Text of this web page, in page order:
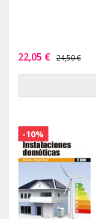
22,05 € 24,50 €
-10%